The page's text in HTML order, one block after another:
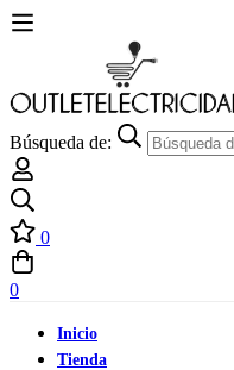
Búsqueda de:
0
0
Inicio
Tienda